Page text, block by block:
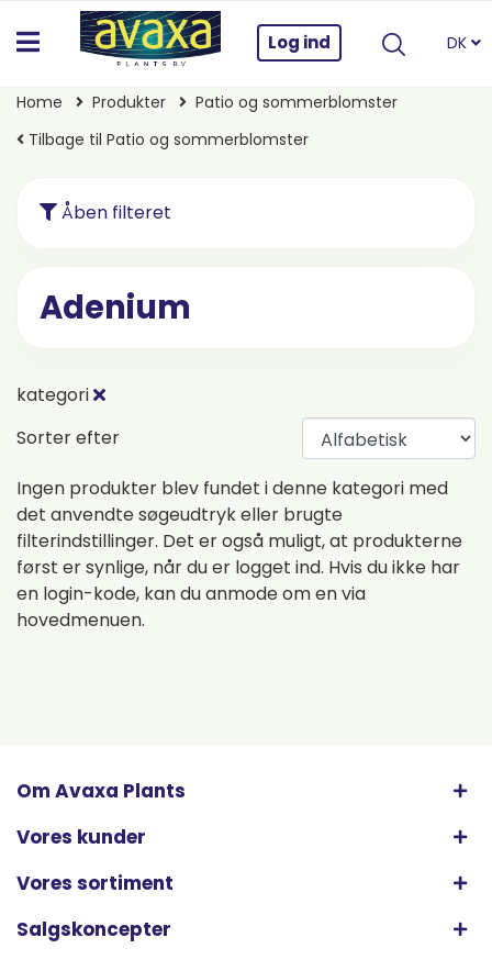
Log ind DK
Home Produkter
Patio og sommerblomster
Tilbage til Patio og sommerblomster
Åben filteret
Adenium
kategori
Sorter efter
Ingen produkter blev fundet i denne kategori med
det anvendte søgeudtryk eller brugte
filterindstillinger. Det er også muligt, at produkterne
først er synlige, når du er logget ind. Hvis du ikke har
en login-kode, kan du anmode om en via
hovedmenuen.
Om Avaxa Plants
Vores kunder
Vores sortiment
Salgskoncepter